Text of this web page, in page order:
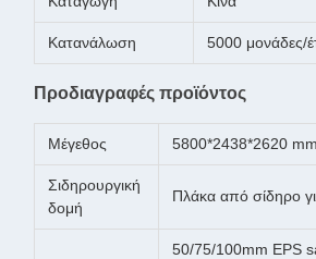
Κατανάλωση 5000 μονάδες/
Προδιαγραφές προϊόντος
Μέγεθος 5800*2438*2620 mm
Σιδηρουργική
δομή
Πλάκα από σίδηρο
50/75/100mm EPS